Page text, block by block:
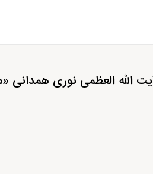
الله العظمی نوری همدانی